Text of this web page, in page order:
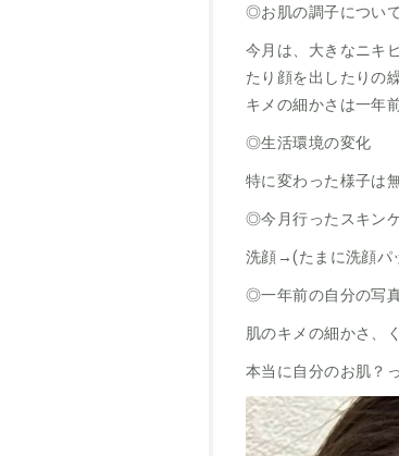
◎お肌の調子について
今月は、大きなニキ
たり顔を出したりの
キメの細かさは一年
◎生活環境の変化
特に変わった様子は
◎今月行ったスキン
洗顔→(たまに洗顔パ
◎一年前の自分の写
肌のキメの細かさ、
本当に自分のお肌？